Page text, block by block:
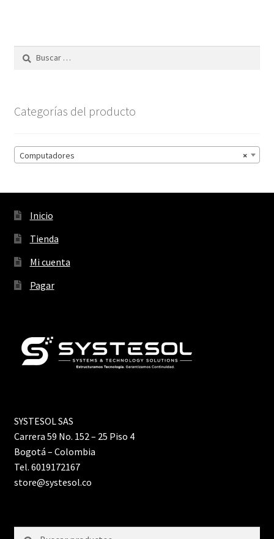
Categorías del producto
×
Computadores
Inicio
Tienda
Mi cuenta
Pagar
SYSTESOL SAS
Carrera 59 No. 152 – 25 Piso 4
Bogotá – Colombia
Tel. 6019172167
store@systesol.co